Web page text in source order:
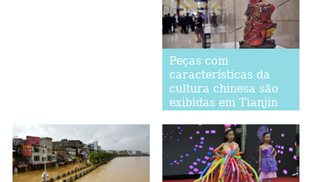
Peças com
características da
cultura chinesa são
exibidas em Tianjin